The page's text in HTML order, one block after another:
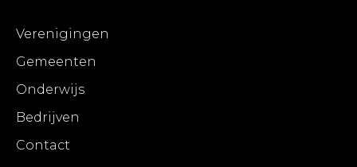
Verenigingen
Gemeenten
Onderwijs
Bedrijven
Contact